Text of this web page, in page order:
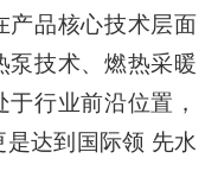
产品核心技术层面
泵技术、燃热采暖
行业前沿位置，
达到国际领 先水